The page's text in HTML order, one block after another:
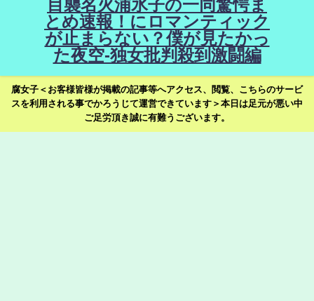
目襲名火浦氷子の一同驚愕ま
とめ速報！にロマンティック
が止まらない？僕が見たかっ
た夜空-独女批判殺到激闘編
腐女子＜お客様皆様が掲載の記事等へアクセス、閲覧、こちらのサービ
スを利用される事でかろうじて運営できています＞本日は足元が悪い中
ご足労頂き誠に有難うございます。